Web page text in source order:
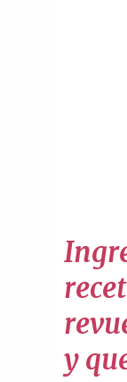
y